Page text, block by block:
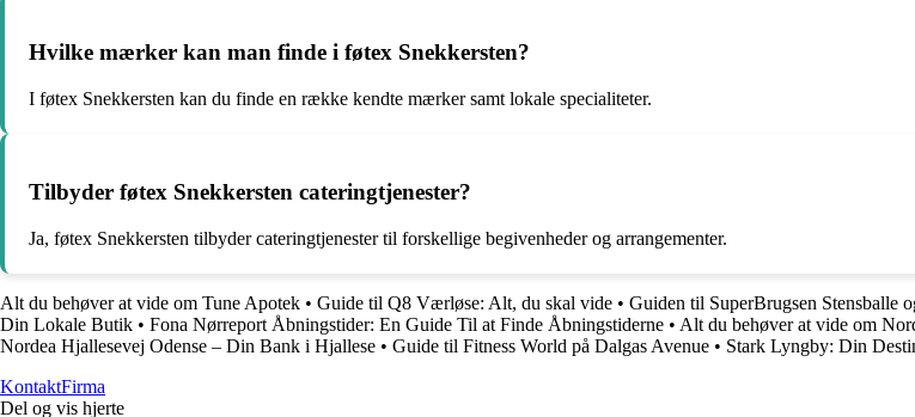
Hvilke mærker kan man finde i føtex Snekkersten?
I føtex Snekkersten kan du finde en række kendte mærker samt lokale specialiteter.
Tilbyder føtex Snekkersten cateringtjenester?
Ja, føtex Snekkersten tilbyder cateringtjenester til forskellige begivenheder og arrangementer.
Alt du behøver at vide om Tune Apotek • Guide til Q8 Værløse: Alt, du skal vide • Guiden til SuperBrugsen Stensballe
Din Lokale Butik • Fona Nørreport Åbningstider: En Guide Til at Finde Åbningstiderne • Alt du behøver at vide om
Nordea Hjallesevej Odense – Din Bank i Hjallese • Guide til Fitness World på Dalgas Avenue • Stark Lyngby: Din
KontaktFirma
Del og vis hjerte